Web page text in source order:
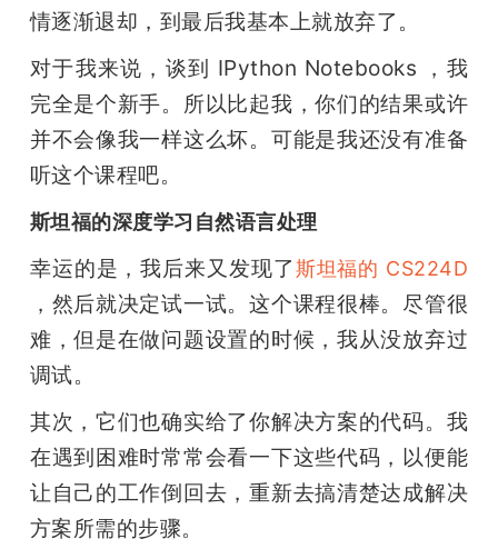
情逐渐退却，到最后我基本上就放弃了。
对于我来说，谈到 IPython Notebooks ，我
完全是个新手。所以比起我，你们的结果或许
并不会像我一样这么坏。可能是我还没有准备
听这个课程吧。
斯坦福的深度学习自然语言处理
幸运的是，我后来又发现了斯坦福的 CS224D
，然后就决定试一试。这个课程很棒。尽管很
难，但是在做问题设置的时候，我从没放弃过
调试。
其次，它们也确实给了你解决方案的代码。我
在遇到困难时常常会看一下这些代码，以便能
让自己的工作倒回去，重新去搞清楚达成解决
方案所需的步骤。